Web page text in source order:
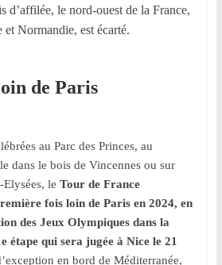
d’affilée, le nord-ouest de la France,
et Normandie, est écarté.
de Paris
au Parc des Princes, au
dans le bois de Vincennes ou sur
Elysées, le Tour de France
fois loin de Paris en 2024, en
des Jeux Olympiques dans la
étape qui sera jugée à Nice le 21
en bord de Méditerranée,